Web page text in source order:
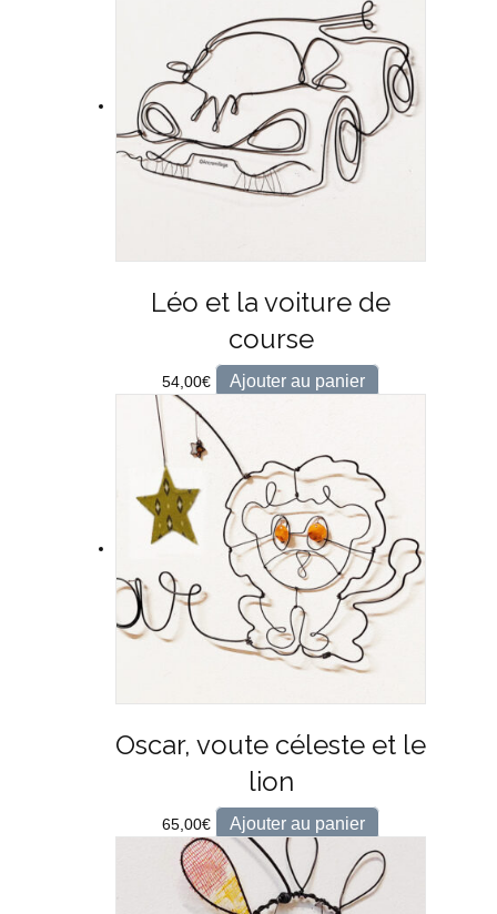
Léo et la voiture de
course
54,00€ Ajouter au panier
Oscar, voute céleste et le
lion
65,00€ Ajouter au panier